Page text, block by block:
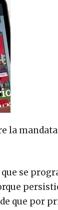
la
se
que por